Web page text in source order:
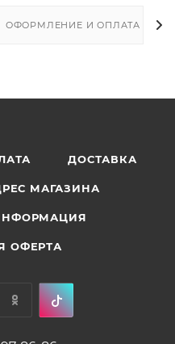
ОФОРМЛЕНИЕ И ОПЛАТА
ДОСТАВКА
МАГАЗИНА
ОФЕРТА